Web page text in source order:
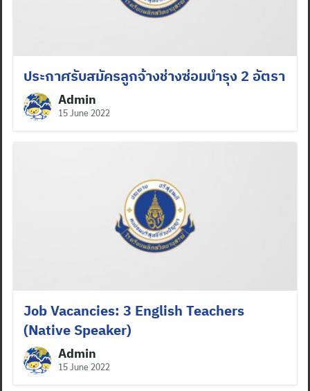
ประกาศรับสมัครลูกจ้างช่างซ่อมบำรุง 2 อัตรา
Admin
15 June 2022
Job Vacancies: 3 English Teachers
(Native Speaker)
Admin
15 June 2022